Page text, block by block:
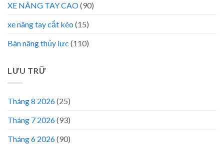
XE NÂNG TAY CAO(90)
xe nâng tay cắt kéo (15)
Bàn nâng thủy lực (110)
LƯU TRỮ
Tháng 8 2026(25)
Tháng 7 2026(93)
Tháng 6 2026(90)